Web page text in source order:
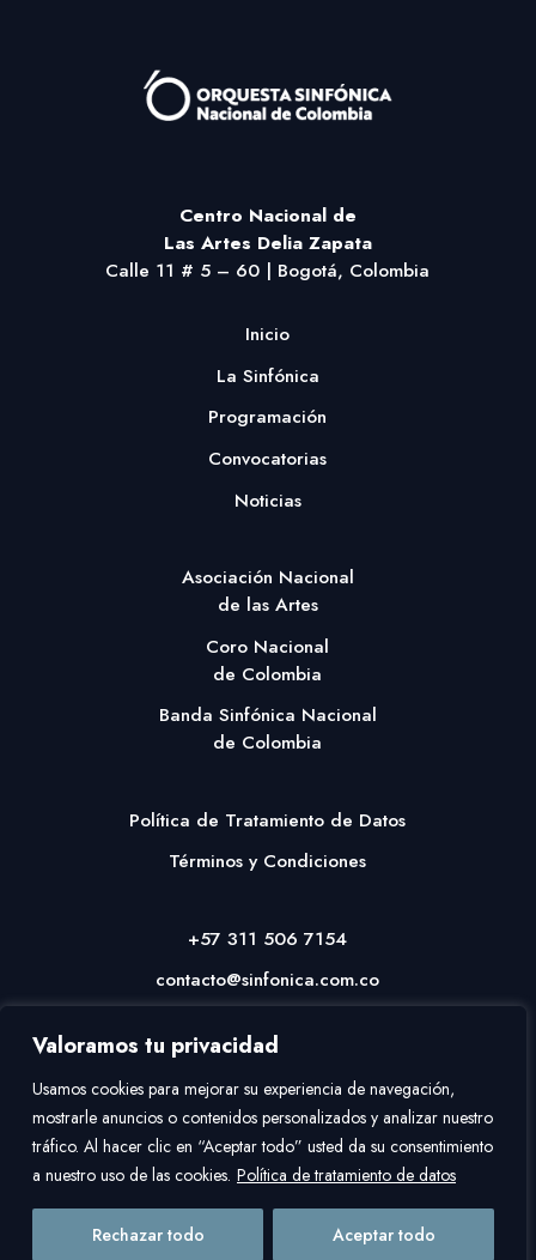
Valoramos tu privacidad
Usamos cookies para mejorar su experiencia de navegación,
mostrarle anuncios o contenidos personalizados y analizar nuestro
tráfico. Al hacer clic en “Aceptar todo” usted da su consentimiento
a nuestro uso de las cookies. Política de tratamiento de datos
Rechazar todo Aceptar todo
Centro Nacional de
Las Artes Delia Zapata
Calle 11 # 5 – 60 | Bogotá, Colombia
Inicio
La Sinfónica
Programación
Convocatorias
Noticias
Asociación Nacional
de las Artes
Coro Nacional
de Colombia
Banda Sinfónica Nacional
de Colombia
Política de Tratamiento de Datos
Términos y Condiciones
+57 311 506 7154
contacto@sinfonica.com.co
Copyright © 2026Asociación Nacional de Las Artes| Desarrollado por